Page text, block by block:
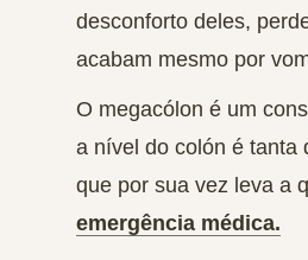
desconforto deles,
acabam mesmo por
O megacólon é um
a nível do colón é tanta
que por sua vez leva a
emergência médica.